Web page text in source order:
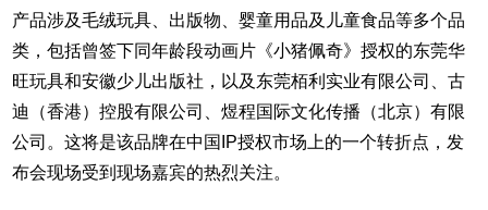
产品涉及毛绒玩具、出版物、婴童用品及儿童食品等多个品
类，包括曾签下同年龄段动画片《小猪佩奇》授权的东莞华
旺玩具和安徽少儿出版社，以及东莞栢利实业有限公司、古
迪（香港）控股有限公司、煜程国际文化传播（北京）有限
公司。这将是该品牌在中国IP授权市场上的一个转折点，发
布会现场受到现场嘉宾的热烈关注。